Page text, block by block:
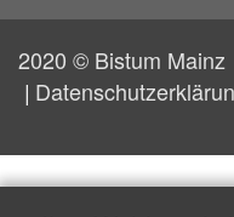
2020 © Bistum Mainz